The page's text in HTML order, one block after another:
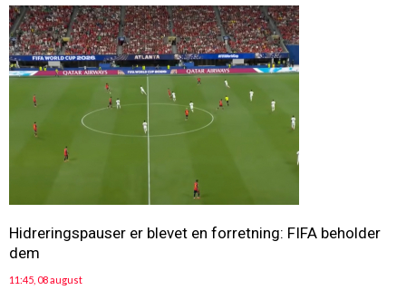
Hidreringspauser er blevet en forretning: FIFA beholder
dem
11:45, 08 august